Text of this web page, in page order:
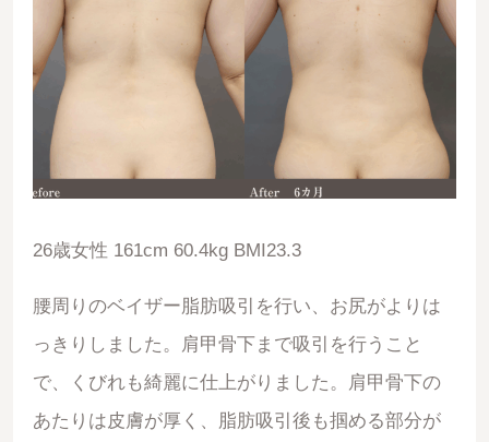
26歳女性 161cm 60.4kg BMI23.3
腰周りのベイザー脂肪吸引を行い、お尻がよりは
っきりしました。肩甲骨下まで吸引を行うこと
で、くびれも綺麗に仕上がりました。肩甲骨下の
あたりは皮膚が厚く、脂肪吸引後も掴める部分が